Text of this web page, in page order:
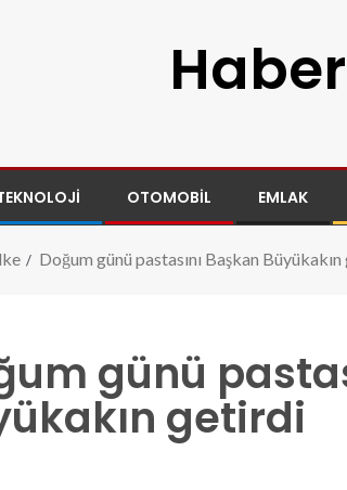
OTOMOBIL EMLAK
Doğum günü pastasını Başkan
günü
getirdi